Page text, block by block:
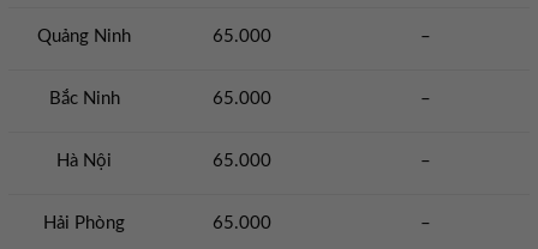
Quảng Ninh 65.000 –
Bắc Ninh 65.000 –
Hà Nội 65.000 –
Hải Phòng 65.000 –